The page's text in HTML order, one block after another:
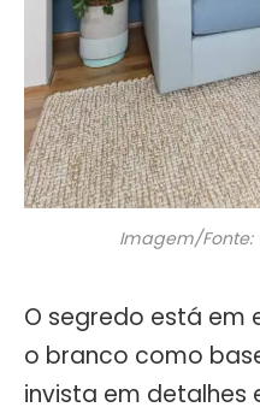
Imagem/Fonte:
O segredo está em
o branco como
invista em detalhes